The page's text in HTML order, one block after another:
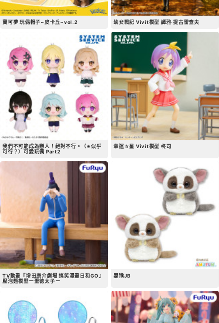
寶可夢 玩偶帽子~皮卡丘~vol.2 幼女戰記 Vivit模型 譚雅·提古雷查夫
我們不可能成為戀人！絕對不行。（※似乎
可行？）可愛玩偶 Part2
幸運☆星 Vivit模型 柊司
TV動畫『增田康介劇場 搞笑漫畫日和GO』
壓泡麵模型ー聖徳太子ー
嬰猴JB